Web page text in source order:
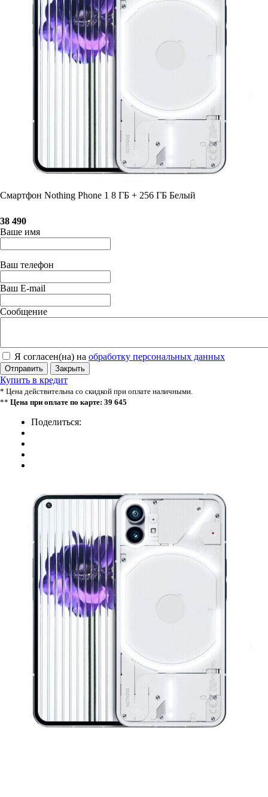
Смартфон Nothing Phone 1 8 ГБ + 256 ГБ Белый
38 490
Ваше имя
Ваш телефон
Ваш E-mail
Сообщение
Я согласен(на) на обработку персональных данных
Отправить Закрыть
Купить в кредит
* Цена действительна со скидкой при оплате наличными.
** Цена при оплате по карте: 39 645
Поделиться: